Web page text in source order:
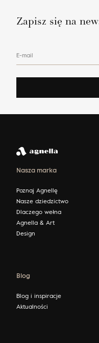
Zapisz się na
E-mail
Nasza marka
Poznaj Agnellę
Nasze dziedzictwo
Dlaczego wełna
Agnella & Art
Design
Blog
Blog i inspiracje
Aktualności